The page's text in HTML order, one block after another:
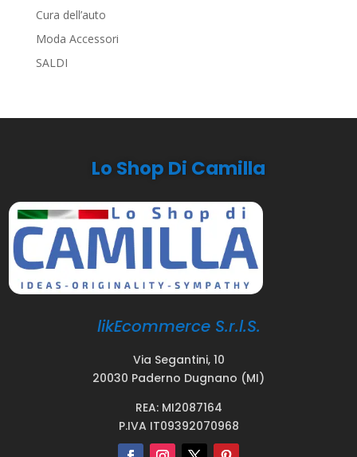
Cura dell’auto
Moda Accessori
SALDI
Lo Shop Di Camilla
likEcommerce S.r.l.S.
Via Segantini, 10
20030 Paderno Dugnano (MI)
REA: MI2087164
P.IVA IT09392070968